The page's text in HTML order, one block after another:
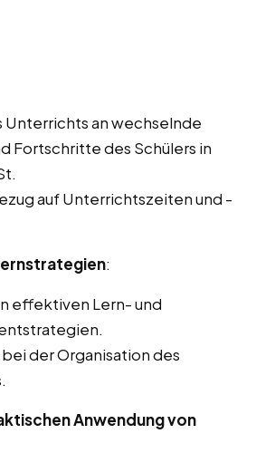
Unterrichts an wechselnde
Fortschritte des Schülers in
auf Unterrichtszeiten und -
:
effektiven Lern- und
der Organisation des
Anwendung von